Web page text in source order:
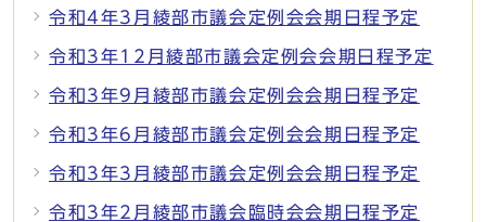
令和4年3月綾部市議会定例会会期日程予定
令和3年12月綾部市議会定例会会期日程予定
令和3年9月綾部市議会定例会会期日程予定
令和3年6月綾部市議会定例会会期日程予定
令和3年3月綾部市議会定例会会期日程予定
令和3年2月綾部市議会臨時会会期日程予定